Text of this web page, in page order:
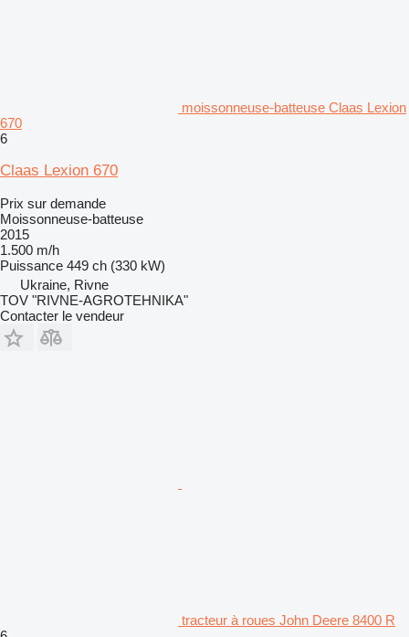
moissonneuse-batteuse Claas Lexion
670
6
Claas Lexion 670
Prix sur demande
Moissonneuse-batteuse
2015
1.500 m/h
Puissance 449 ch (330 kW)
Ukraine, Rivne
TOV "RIVNE-AGROTEHNIKA"
Contacter le vendeur
tracteur à roues John Deere 8400 R